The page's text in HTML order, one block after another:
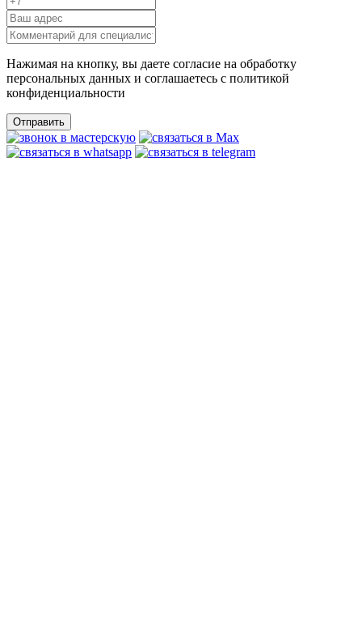
Нажимая на кнопку, вы даете согласие на обработку
персональных данных и соглашаетесь c политикой
конфиденциальности
Отправить